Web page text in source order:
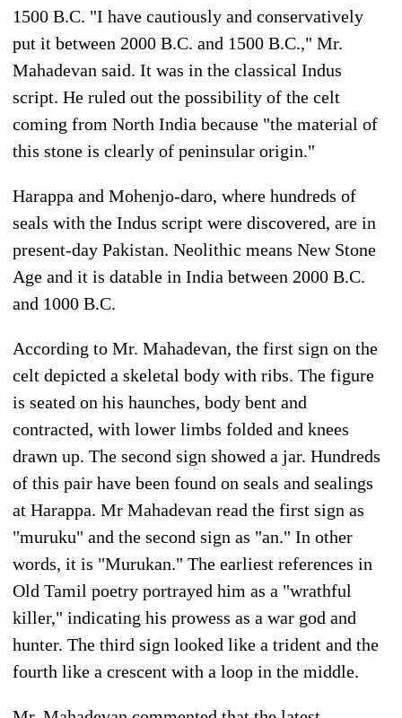
1500 B.C. "I have cautiously and conservatively
put it between 2000 B.C. and 1500 B.C.," Mr.
Mahadevan said. It was in the classical Indus
script. He ruled out the possibility of the celt
coming from North India because "the material of
this stone is clearly of peninsular origin."
Harappa and Mohenjo-daro, where hundreds of
seals with the Indus script were discovered, are in
present-day Pakistan. Neolithic means New Stone
Age and it is datable in India between 2000 B.C.
and 1000 B.C.
According to Mr. Mahadevan, the first sign on the
celt depicted a skeletal body with ribs. The figure
is seated on his haunches, body bent and
contracted, with lower limbs folded and knees
drawn up. The second sign showed a jar. Hundreds
of this pair have been found on seals and sealings
at Harappa. Mr Mahadevan read the first sign as
"muruku" and the second sign as "an." In other
words, it is "Murukan." The earliest references in
Old Tamil poetry portrayed him as a "wrathful
killer," indicating his prowess as a war god and
hunter. The third sign looked like a trident and the
fourth like a crescent with a loop in the middle.